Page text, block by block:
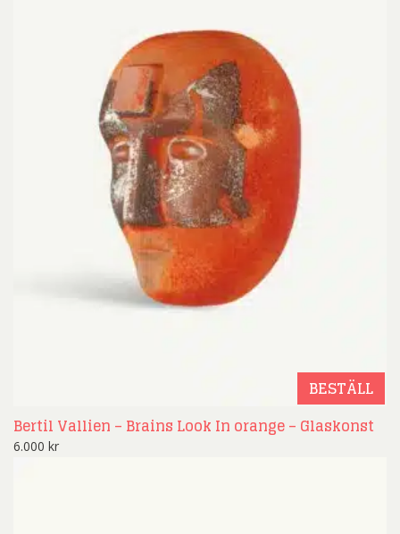
BESTÄLL
Bertil Vallien – Brains Look In orange – Glaskonst
6.000 kr